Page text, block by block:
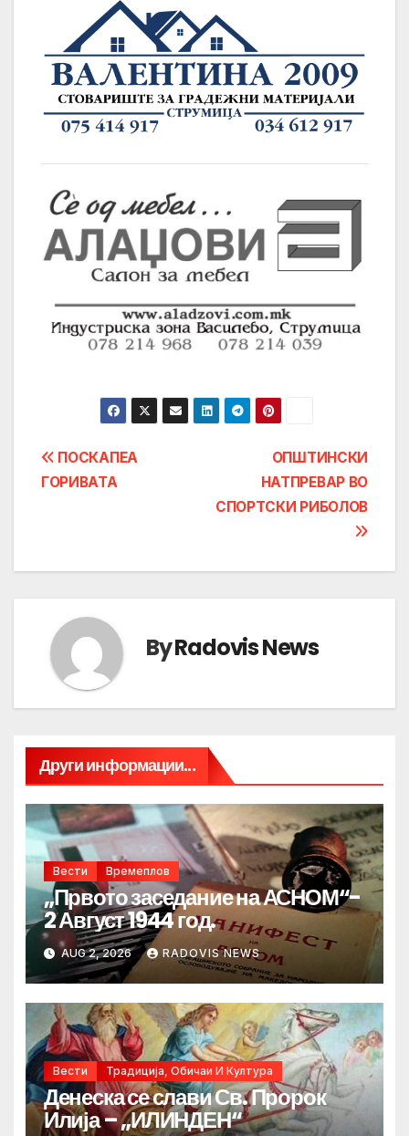
Post
navigation
ОПШТИНСКИ
НАТПРЕВАР ВО
СПОРТСКИ РИБОЛОВ
ПОСКАПЕА
ГОРИВАТА
ByRadovis News
Други информации...
Вести Времеплов
„Првото заседание на АСНОМ“-
2 Август 1944 год.
AUG 2, 2026 RADOVIS NEWS
Вести Традиција, Обичаи И Култура
Денеска се слави Св. Пророк
Илија – „ИЛИНДЕН“